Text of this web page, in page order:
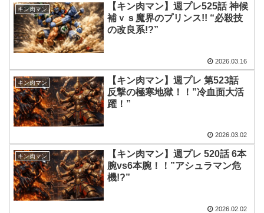
キン肉マン
【キン肉マン】週プレ525話 神候
補ｖｓ魔界のプリンス!! “必殺技
の改良系!?”
2026.03.16
キン肉マン
【キン肉マン】週プレ 第523話
反撃の極寒地獄！！”冷血面大活
躍！”
2026.03.02
キン肉マン
【キン肉マン】週プレ 520話 6本
腕vs6本腕！！”アシュラマン危
機!?”
2026.02.02